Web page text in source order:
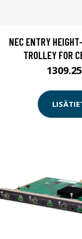
NEC ENTRY
TROLLEY FOR